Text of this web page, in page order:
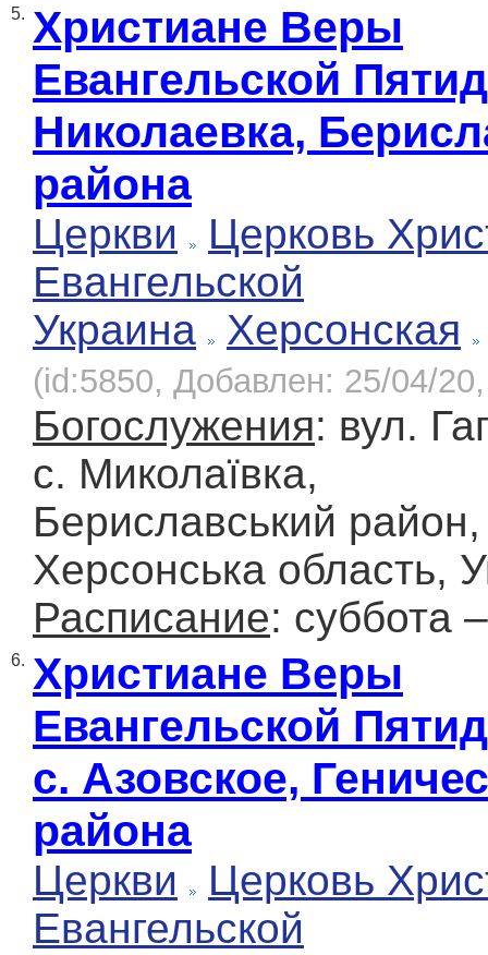
5. Христиане Веры
Евангельской
Николаевка,
района
Церкви
Церковь
Евангельской
Украина
Херсонская
(id:5850, Добавлен: 25/04/
Богослужения: вул.
с. Миколаївка,
Бериславський район,
Херсонська область,
Расписание: суббота
6. Христиане Веры
Евангельской
с. Азовское,
района
Церкви
Церковь
Евангельской